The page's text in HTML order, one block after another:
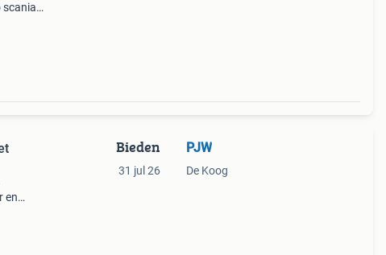
scania
en
Bieden
31 jul 26
PJW
De Koog